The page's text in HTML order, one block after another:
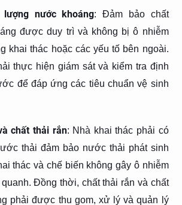
nước khoáng: Đảm bảo chất
được duy trì và không bị ô nhiễm
khai thác hoặc các yếu tố bên ngoài.
thực hiện giám sát và kiểm tra định
để đáp ứng các tiêu chuẩn vệ sinh
chất thải rắn: Nhà khai thác phải có
thải đảm bảo nước thải phát sinh
thác và chế biến không gây ô nhiễm
Đồng thời, chất thải rắn và chất
phải được thu gom, xử lý và quản lý